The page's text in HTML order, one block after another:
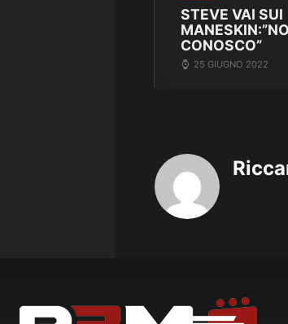
STEVE VAI SUI
CONOSCO”
25 GIUGNO 2022